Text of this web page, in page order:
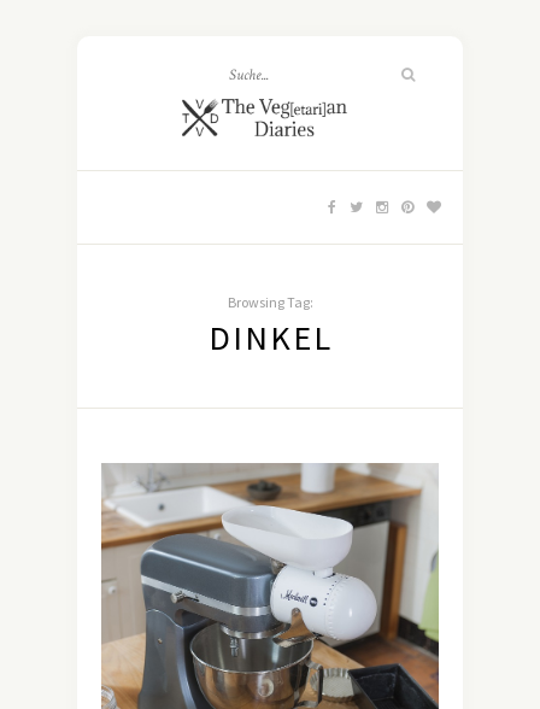
Browsing Tag:
DINKEL